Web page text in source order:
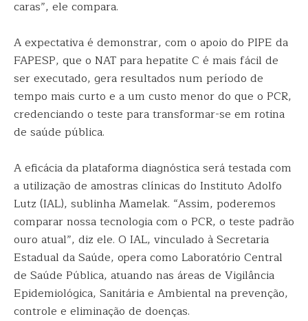
caras”, ele compara.
A expectativa é demonstrar, com o apoio do PIPE da
FAPESP, que o NAT para hepatite C é mais fácil de
ser executado, gera resultados num período de
tempo mais curto e a um custo menor do que o PCR,
credenciando o teste para transformar-se em rotina
de saúde pública.
A eficácia da plataforma diagnóstica será testada com
a utilização de amostras clínicas do Instituto Adolfo
Lutz (IAL), sublinha Mamelak. “Assim, poderemos
comparar nossa tecnologia com o PCR, o teste padrão
ouro atual”, diz ele. O IAL, vinculado à Secretaria
Estadual da Saúde, opera como Laboratório Central
de Saúde Pública, atuando nas áreas de Vigilância
Epidemiológica, Sanitária e Ambiental na prevenção,
controle e eliminação de doenças.